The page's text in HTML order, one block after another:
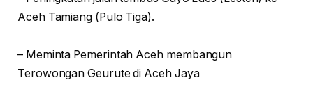
Aceh Tamiang (Pulo Tiga).
– Meminta Pemerintah Aceh membangun
Terowongan Geurute di Aceh Jaya